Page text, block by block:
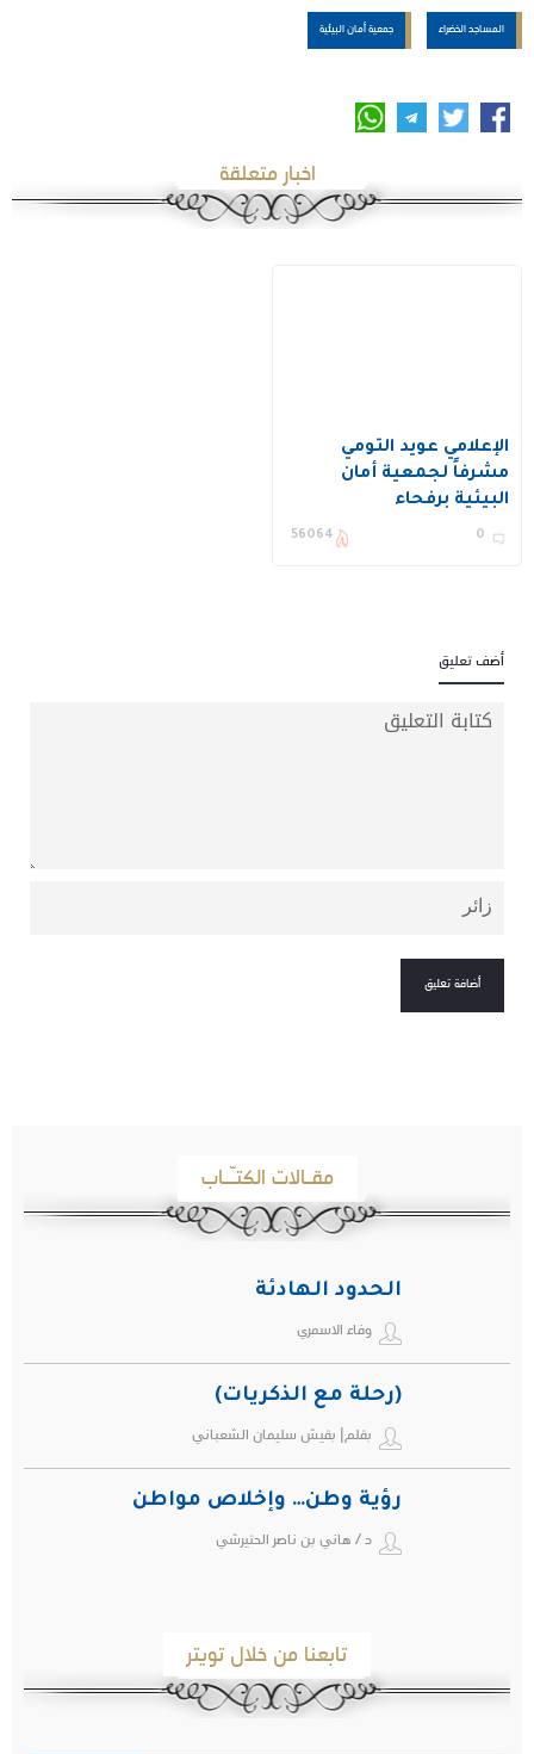
المساجد الخضراء جمعية أمان البيئية
اخبار متعلقة
الإعلامي عويد التومي
مشرفاً لجمعية أمان
البيئية برفحاء
0
56064
أضف تعليق
مقـالات الكتـّـاب
الحدود الهادئة
وفاء الاسمري
(رحلة مع الذكريات)
بقلم| بقيش سليمان الشعباني
رؤية وطن… وإخلاص مواطن
د / هاني بن ناصر الحتيرشي
تابعنا من خلال تويتر